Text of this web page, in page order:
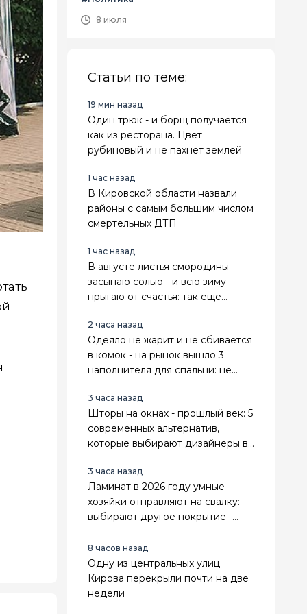
8 июля
Статьи по теме:
19 мин назад
Один трюк - и борщ получается
как из ресторана. Цвет
рубиновый и не пахнет землей
1 час назад
В Кировской области назвали
районы с самым большим числом
смертельных ДТП
1 час назад
В августе листья смородины
засыпаю солью - и всю зиму
прыгаю от счастья: так еще
2 часа назад
Одеяло не жарит и не сбивается
в комок - на рынок вышло 3
наполнителя для спальни: не
дольше
3 часа назад
Шторы на окнах - прошлый век: 5
современных альтернатив,
которые выбирают дизайнеры в
3 часа назад
Ламинат в 2026 году умные
хозяйки отправляют на свалку:
выбирают другое покрытие -
8 часов назад
Одну из центральных улиц
Кирова перекрыли почти на две
недели